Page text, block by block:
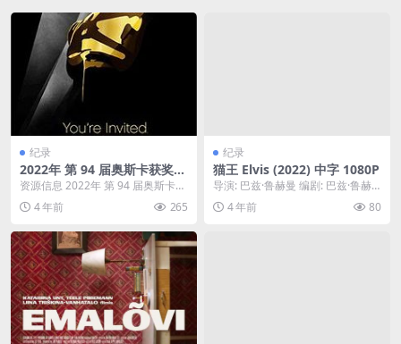
纪录
2022年 第 94 届奥斯卡获奖影
片合集网盘下载 4k 1080p
资源信息 2022年 第 94 届奥斯卡获
奖影片合集 4k 1080p 资源目录...
4 年前 265
纪录
猫王 Elvis (2022) 中字 1080P
导演: 巴兹·鲁赫曼 编剧: 巴兹·鲁赫
曼 / 山姆·布罗梅尔 / 克雷格·皮尔...
4 年前 80